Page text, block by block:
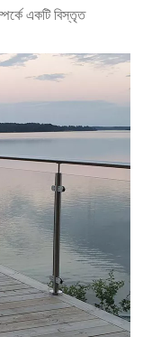
একটি বিস্তৃত